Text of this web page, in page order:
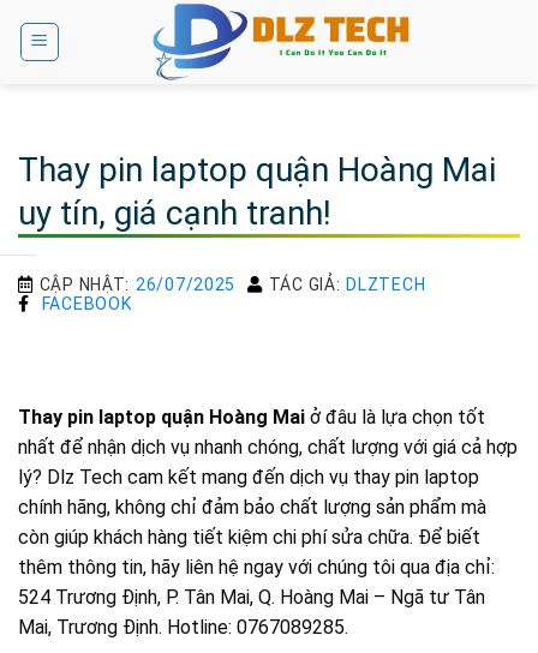
Thay pin laptop quận Hoàng Mai
uy tín, giá cạnh tranh!
CẬP NHẬT: 26/07/2025 TÁC GIẢ: DLZTECH
FACEBOOK
Thay pin laptop quận Hoàng Mai ở đâu là lựa chọn tốt
nhất để nhận dịch vụ nhanh chóng, chất lượng với giá cả hợp
lý? Dlz Tech cam kết mang đến dịch vụ thay pin laptop
chính hãng, không chỉ đảm bảo chất lượng sản phẩm mà
còn giúp khách hàng tiết kiệm chi phí sửa chữa. Để biết
thêm thông tin, hãy liên hệ ngay với chúng tôi qua địa chỉ:
524 Trương Định, P. Tân Mai, Q. Hoàng Mai – Ngã tư Tân
Mai, Trương Định. Hotline: 0767089285.